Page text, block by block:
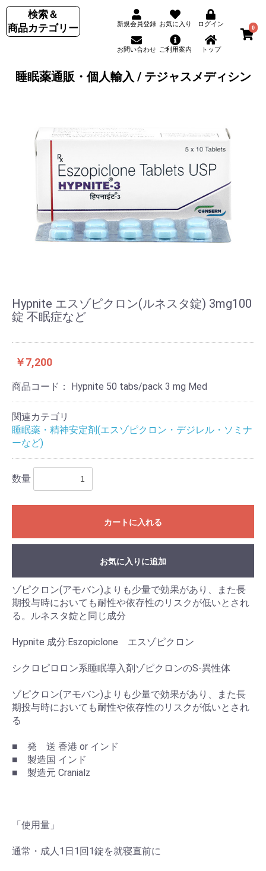
検索＆
商品カテゴリー
新規会員登録 お気に入り ログイン
お問い合わせ ご利用案内 トップ
0
睡眠薬通販・個人輸入 / テジャスメディシン
Hypnite エスゾピクロン(ルネスタ錠) 3mg100
錠 不眠症など
￥7,200
商品コード： Hypnite 50 tabs/pack 3 mg Med
関連カテゴリ
睡眠薬・精神安定剤(エスゾピクロン・デジレル・ソミナ
ーなど)
数量
カートに入れる
お気に入りに追加
ゾピクロン(アモバン)よりも少量で効果があり、また長
期投与時においても耐性や依存性のリスクが低いとされ
る。ルネスタ錠と同じ成分
Hypnite 成分:Eszopiclone エスゾピクロン
シクロピロロン系睡眠導入剤ゾピクロンのS-異性体
ゾピクロン(アモバン)よりも少量で効果があり、また長
期投与時においても耐性や依存性のリスクが低いとされ
る
■ 発 送 香港 or インド
■ 製造国 インド
■ 製造元 Cranialz
「使用量」
通常・成人1日1回1錠を就寝直前に